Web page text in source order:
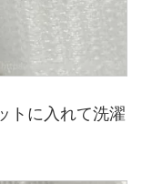
トに入れて洗濯